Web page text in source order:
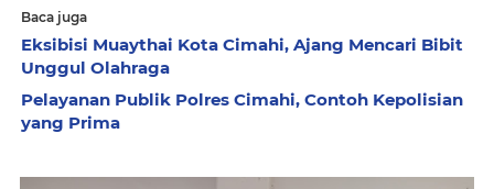
Baca juga
Eksibisi Muaythai Kota Cimahi, Ajang Mencari Bibit
Unggul Olahraga
Pelayanan Publik Polres Cimahi, Contoh Kepolisian
yang Prima